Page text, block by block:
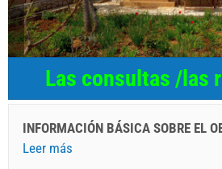
Las consultas /las
INFORMACIÓN BÁSICA SOBRE EL
Leer más